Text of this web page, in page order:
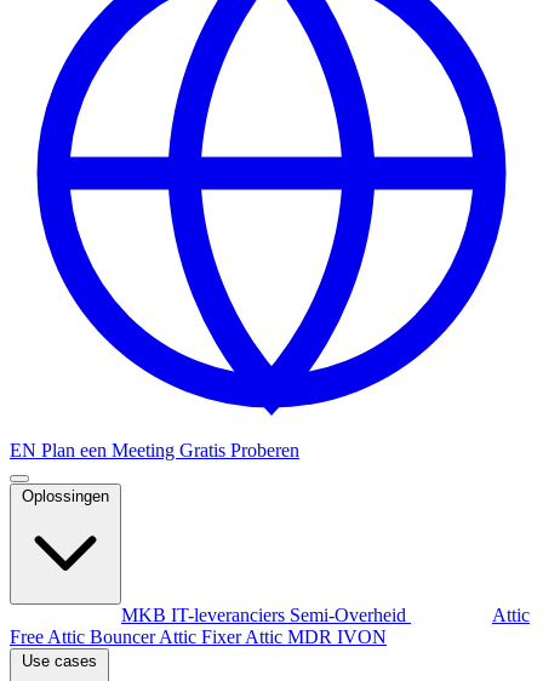
EN Plan een Meeting Gratis Proberen
MKB IT-leveranciers Semi-Overheid
Attic
Free Attic BouncerAttic FixerAttic MDR IVON